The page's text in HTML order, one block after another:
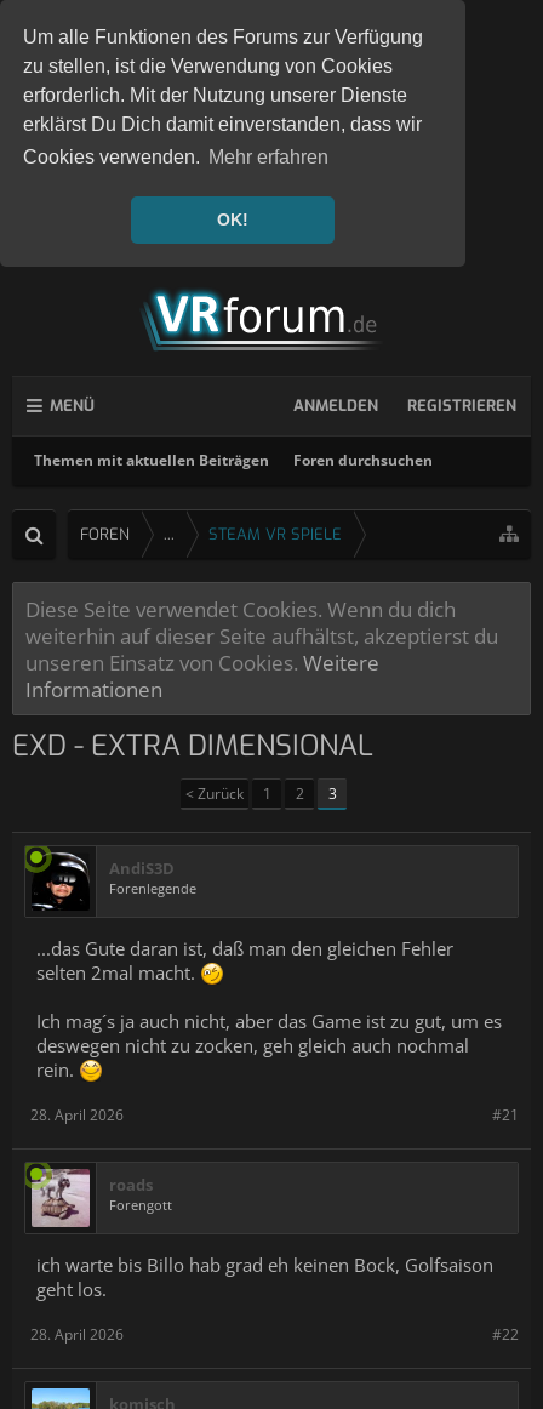
Um alle Funktionen des Forums zur Verfügung
zu stellen, ist die Verwendung von Cookies
erforderlich. Mit der Nutzung unserer Dienste
erklärst Du Dich damit einverstanden, dass wir
Cookies verwenden. Mehr erfahren
OK!
MENÜ
Themen mit aktuellen Beiträgen Foren durchsuchen
ANMELDEN REGISTRIEREN
FOREN ... STEAM VR SPIELE
Diese Seite verwendet Cookies. Wenn du dich
weiterhin auf dieser Seite aufhältst, akzeptierst du
unseren Einsatz von Cookies. Weitere
Informationen
EXD - EXTRA DIMENSIONAL
< Zurück 1 2 3
AndiS3D
Forenlegende
...das Gute daran ist, daß man den gleichen Fehler
selten 2mal macht.
Ich mag´s ja auch nicht, aber das Game ist zu gut, um es
deswegen nicht zu zocken, geh gleich auch nochmal
rein.
#21
28. April 2026
roads
Forengott
ich warte bis Billo hab grad eh keinen Bock, Golfsaison
geht los.
#22
28. April 2026
komisch